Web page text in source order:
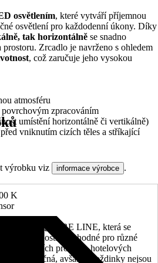
osvětlením, které vytváří příjemnou
osvětlení pro každodenní úkony. Díky
tak horizontálně se snadno
Zrcadlo je navrženo s ohledem
, což zaručuje jeho vysokou
atmosféru
zpracováním
umístění horizontálně či vertikálně)
vniknutím cizích těles a stříkající
K
série SQUARE LINE, která se
a funkčností. Je vhodné pro různé
jídelních prostor a hotelových
a bezpečná, avšak hmoždinky nejsou
výrobku viz informace výrobce .